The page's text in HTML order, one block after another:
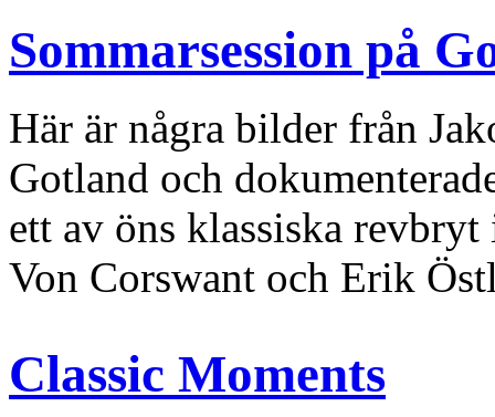
Sommarsession på
Här är några bilder från
Gotland och
ett av öns klassiska
Von Corswant och Erik
Classic Moments